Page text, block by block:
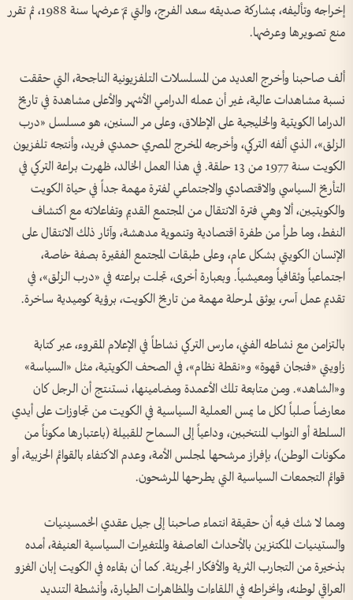
إخراجه وتأليفه، بمشاركة صديقه سعد الفرج، والتي تمّ عرضها سنة 1988، ثم تقرر
منع تصويرها وعرضها.
ألف صاحبنا وأخرج العديد من المسلسلات التلفزيونية الناجحة، التي حققت
نسبة مشاهدات عالية، غير أن عمله الدرامي الأشهر والأعلى مشاهدة في تاريخ
الدراما الكويتية والخليجية على الإطلاق، وعلى مر السنين، هو مسلسل «درب
الزلق»، الذي ألفه التركي، وأخرجه المخرج المصري حمدي فريد، وأنتجه تلفزيون
الكويت سنة 1977 من 13 حلقة. في هذا العمل الخالد، ظهرت براعة التركي في
التأريخ السياسي والاقتصادي والاجتماعي لفترة مهمة جداً في حياة الكويت
والكويتيين، ألا وهي فترة الانتقال من المجتمع القديم وتفاعلاته مع اكتشاف
النفط، وما طرأ من طفرة اقتصادية وتنموية مدهشة، وآثار ذلك الانتقال على
الإنسان الكويتي بشكل عام، وعلى طبقات المجتمع الفقيرة بصفة خاصة،
اجتماعياً وثقافياً ومعيشياً. وبعبارة أخرى، تجلت براعته في «درب الزلق»، في
تقديم عمل آسر، يوثق لمرحلة مهمة من تاريخ الكويت، برؤية كوميدية ساخرة.
بالتزامن مع نشاطه الفني، مارس التركي نشاطاً في الإعلام المقروء، عبر كتابة
زاويتي «فنجان قهوة» و«نقطة نظام»، في الصحف الكويتية، مثل «السياسة»
و«الشاهد». ومن متابعة تلك الأعمدة ومضامينها، نستنتج أن الرجل كان
معارضاً صلباً لكل ما يمس العملية السياسية في الكويت من تجاوزات على أيدي
السلطة أو النواب المنتخبين، وداعياً إلى السماح للقبيلة (باعتبارها مكوناً من
مكونات الوطن)، بإفراز مرشحها لمجلس الأمة، وعدم الاكتفاء بالقوائم الحزبية، أو
قوائم التجمعات السياسية التي يطرحها المرشحون.
ومما لا شك فيه أن حقيقة انتماء صاحبنا إلى جيل عقدي الخمسينيات
والستينيات المكتنزين بالأحداث العاصفة والمتغيرات السياسية العنيفة، أمده
بذخيرة من التجارب الثرية والأفكار الجريئة. كما أن بقاءه في الكويت إبان الغزو
العراقي لوطنه، وانخراطه في اللقاءات والمظاهرات الطيارة، وأنشطة التنديد